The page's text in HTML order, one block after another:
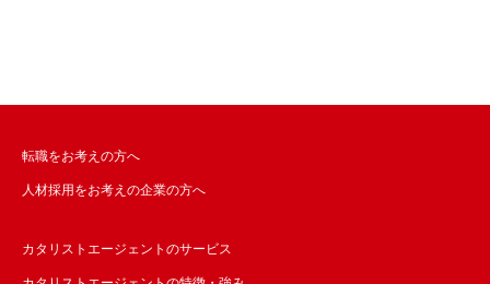
転職をお考えの方へ
人材採用をお考えの企業の方へ
カタリストエージェントのサービス